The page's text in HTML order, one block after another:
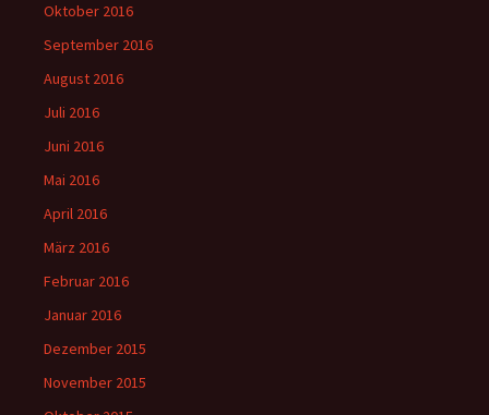
Oktober 2016
September 2016
August 2016
Juli 2016
Juni 2016
Mai 2016
April 2016
März 2016
Februar 2016
Januar 2016
Dezember 2015
November 2015